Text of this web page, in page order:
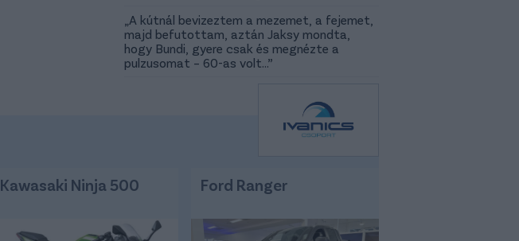
„A kútnál bevizeztem a mezemet, a fejemet,
majd befutottam, aztán Jaksy mondta,
hogy Bundi, gyere csak és megnézte a
pulzusomat – 60-as volt…”
Kawasaki Ninja 500 Ford Ranger